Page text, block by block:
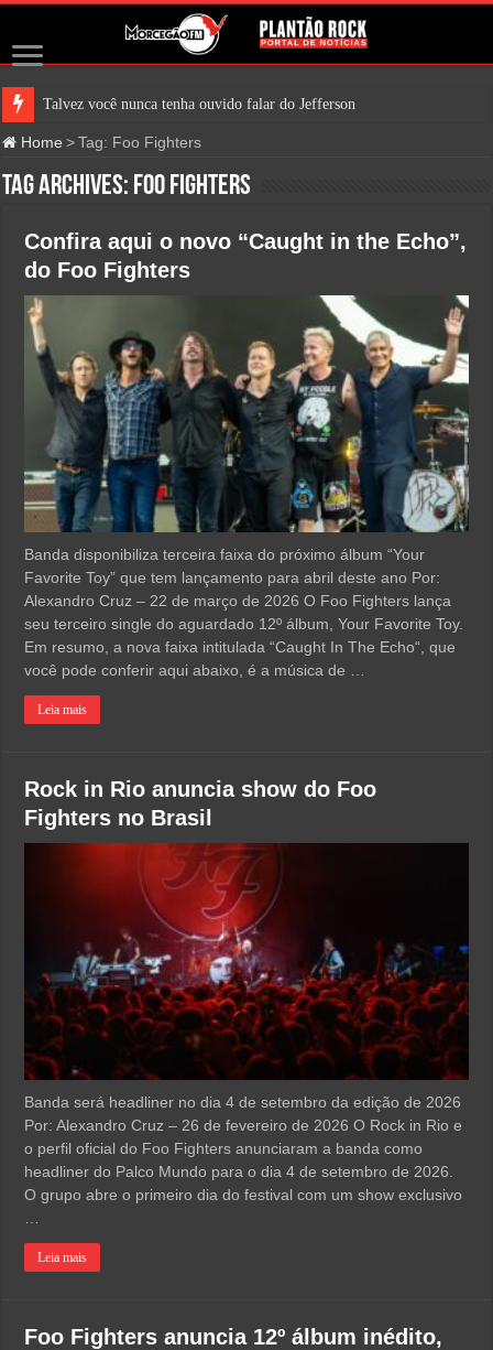
Talvez você nunca tenha ouvido falar do Jefferson Airplane. Mas é bem pr
Home > Tag: Foo Fighters
Tag Archives: Foo Fighters
Confira aqui o novo “Caught in the Echo”,
do Foo Fighters
Banda disponibiliza terceira faixa do próximo álbum “Your
Favorite Toy” que tem lançamento para abril deste ano Por:
Alexandro Cruz – 22 de março de 2026 O Foo Fighters lança
seu terceiro single do aguardado 12º álbum, Your Favorite Toy.
Em resumo, a nova faixa intitulada “Caught In The Echo“, que
você pode conferir aqui abaixo, é a música de …
Leia mais
Rock in Rio anuncia show do Foo
Fighters no Brasil
Banda será headliner no dia 4 de setembro da edição de 2026
Por: Alexandro Cruz – 26 de fevereiro de 2026 O Rock in Rio e
o perfil oficial do Foo Fighters anunciaram a banda como
headliner do Palco Mundo para o dia 4 de setembro de 2026.
O grupo abre o primeiro dia do festival com um show exclusivo
Leia mais
Foo Fighters anuncia 12º álbum inédito,